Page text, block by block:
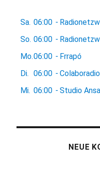
Sa. 06:00 -
So. 06:00 -
Mo.06:00 - Frrapó
Di.
06:00 - Colaboradio
Mi. 06:00 - Studio
NEUE